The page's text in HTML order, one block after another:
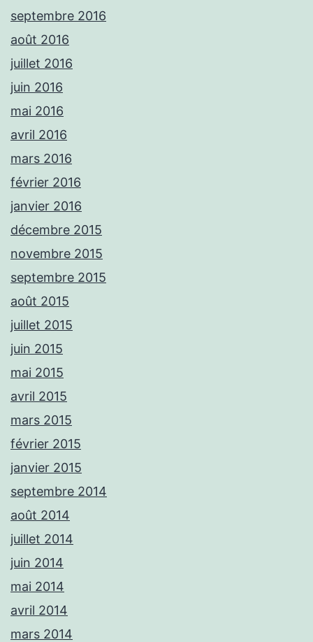
septembre 2016
août 2016
juillet 2016
juin 2016
mai 2016
avril 2016
mars 2016
février 2016
janvier 2016
décembre 2015
novembre 2015
septembre 2015
août 2015
juillet 2015
juin 2015
mai 2015
avril 2015
mars 2015
février 2015
janvier 2015
septembre 2014
août 2014
juillet 2014
juin 2014
mai 2014
avril 2014
mars 2014